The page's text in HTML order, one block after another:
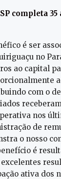
completa 35
é ser
no
ao capital
com o
nos
de
o nosso
é
ativa dos